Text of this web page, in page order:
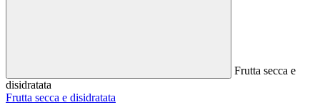
Frutta secca e
disidratata
Frutta secca e disidratata